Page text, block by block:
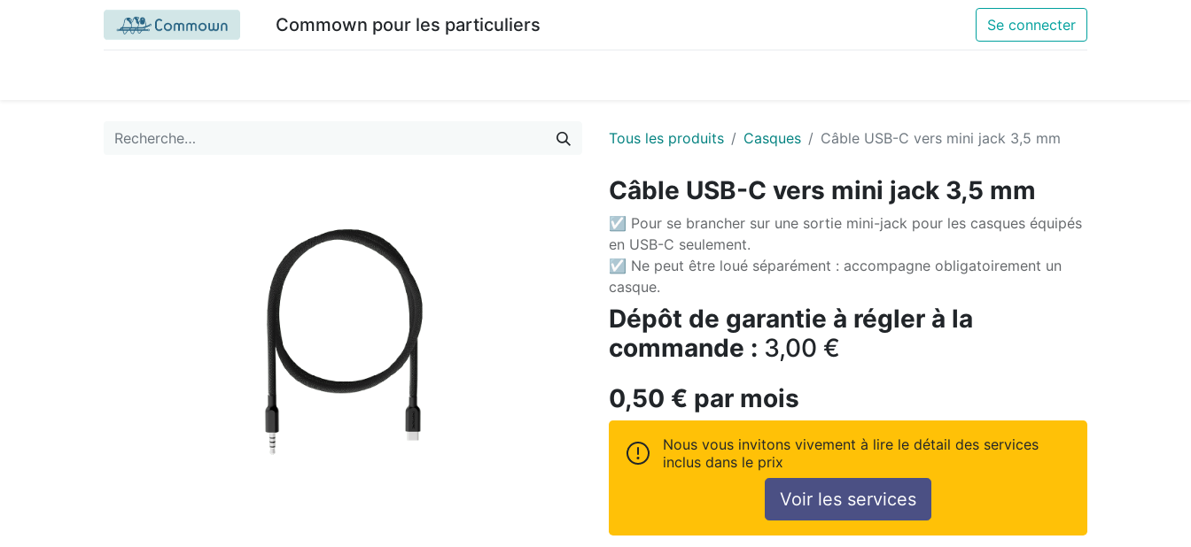
Commown pour les particuliers Se connecter
Tous les produits Casques Câble USB-C vers mini jack 3,5 mm
Câble USB-C vers mini jack 3,5 mm
☑ Pour se brancher sur une sortie mini-jack pour les casques équipés
en USB-C seulement.
☑ Ne peut être loué séparément : accompagne obligatoirement un
casque.
Dépôt de garantie à régler à la
commande : 3,00 €
0,50 € par mois
Nous vous invitons vivement à lire le détail des services
inclus dans le prix
Voir les services